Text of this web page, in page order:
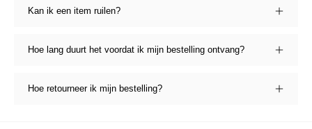
Kan ik een item ruilen?
Hoe lang duurt het voordat ik mijn bestelling ontvang?
Hoe retourneer ik mijn bestelling?